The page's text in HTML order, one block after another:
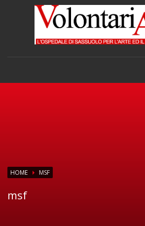
HOME MSF
msf